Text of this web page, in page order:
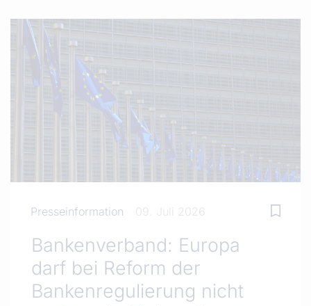
Presseinformation 09. Juli 2026
Bankenverband: Europa
darf bei Reform der
Bankenregulierung nicht